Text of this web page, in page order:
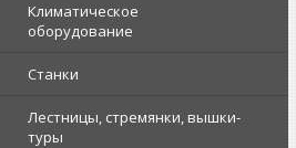
Климатическое
оборудование
Станки
Лестницы, стремянки, вышки-
туры